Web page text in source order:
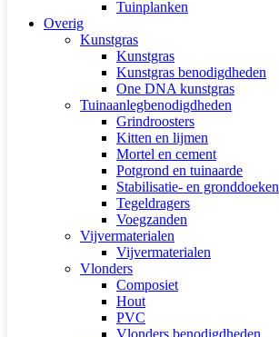
Tuinplanken
Overig
Kunstgras
Kunstgras
Kunstgras benodigdheden
One DNA kunstgras
Tuinaanlegbenodigdheden
Grindroosters
Kitten en lijmen
Mortel en cement
Potgrond en tuinaarde
Stabilisatie- en gronddoeken
Tegeldragers
Voegzanden
Vijvermaterialen
Vijvermaterialen
Vlonders
Composiet
Hout
PVC
Vlonders benodigdheden